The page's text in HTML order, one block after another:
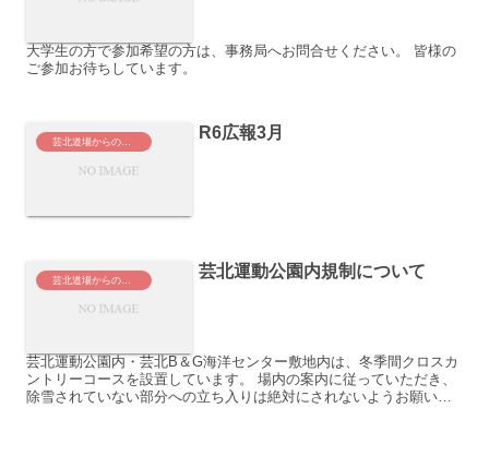
大学生の方で参加希望の方は、事務局へお問合せください。 皆様の
ご参加お待ちしています。
芸北道場からのお知らせ R6広報3月
芸北運動公園内規制について
芸北運動公園内・芸北B＆G海洋センター敷地内は、冬季間クロスカ
ントリーコースを設置しています。 場内の案内に従っていただき、
除雪されていない部分への立ち入りは絶対にされないようお願いし